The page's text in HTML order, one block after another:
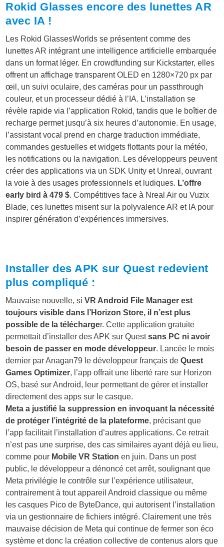
Rokid Glasses encore des lunettes AR
avec IA !
Les Rokid GlassesWorlds se présentent comme des
lunettes AR intégrant une intelligence artificielle embarquée
dans un format léger. En crowdfunding sur Kickstarter, elles
offrent un affichage transparent OLED en 1280×720 px par
œil, un suivi oculaire, des caméras pour un passthrough
couleur, et un processeur dédié à l’IA. L’installation se
révèle rapide via l’application Rokid, tandis que le boîtier de
recharge permet jusqu’à six heures d’autonomie. En usage,
l’assistant vocal prend en charge traduction immédiate,
commandes gestuelles et widgets flottants pour la météo,
les notifications ou la navigation. Les développeurs peuvent
créer des applications via un SDK Unity et Unreal, ouvrant
la voie à des usages professionnels et ludiques. L’offre
early bird à 479 $. Compétitives face à Nreal Air ou Vuzix
Blade, ces lunettes misent sur la polyvalence AR et IA pour
inspirer génération d’expériences immersives.
Installer des APK sur Quest redevient
plus compliqué :
Mauvaise nouvelle, siVR Android File Manager est
toujours visible dans l’Horizon Store, il n’est plus
possible de la télécharger. Cette application gratuite
permettait d’installer des APK sur Questsans PC ni avoir
besoin de passer en mode développeur. Lancée le mois
dernier par Anagan79 le développeur français deQuest
Games Optimizer, l’app offrait une liberté rare sur Horizon
OS, basé sur Android, leur permettant de gérer et installer
directement des apps sur le casque.
Meta a justifié la suppression en invoquant la nécessité
de protéger l’intégrité de la plateforme, précisant que
l’app facilitait l’installation d’autres applications. Ce retrait
n’est pas une surprise, des cas similaires ayant déjà eu lieu,
comme pour Mobile VR Station en juin. Dans un post
public, le développeur a dénoncé cet arrêt, soulignant que
Meta privilégie le contrôle sur l’expérience utilisateur,
contrairement à tout appareil Android classique ou même
les casques Pico de ByteDance, qui autorisent l’installation
via un gestionnaire de fichiers intégré. Clairement une très
mauvaise décision de Meta qui continue de fermer son éco
système et donc la création collective de contenus alors que